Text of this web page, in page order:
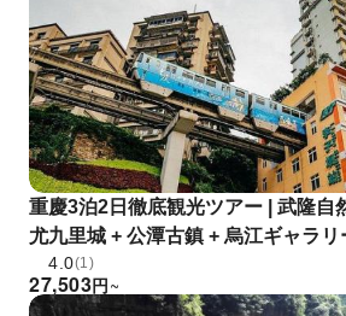
重慶3泊2日徹底観光ツアー | 武隆自
尤九里城 + 公潭古鎮 + 烏江ギャラ
の市内観光スポット| 重慶発
4.0(1)
円
27,503 ~